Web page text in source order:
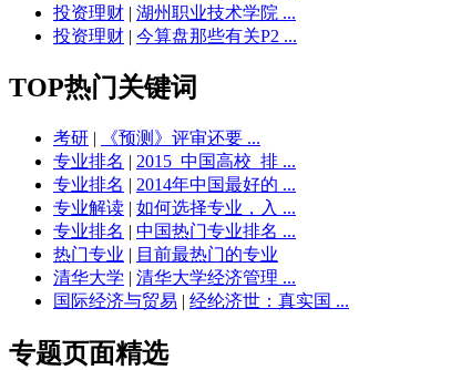
投资理财 | 湖州职业技术学院 ...
投资理财 | 今算盘那些有关P2 ...
TOP热门关键词
考研 |
《预测》评审还要 ...
专业排名 | 2015_中国高校_排 ...
专业排名 | 2014年中国最好的 ...
专业解读 | 如何选择专业，入 ...
专业排名 | 中国热门专业排名 ...
热门专业 | 目前最热门的专业
清华大学 | 清华大学经济管理 ...
国际经济与贸易 | 经纶济世：真实国 ...
专题页面精选